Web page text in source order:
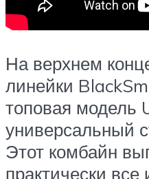
На верхнем
линейки
топовая модель
универсальный
Этот комбайн
практически все